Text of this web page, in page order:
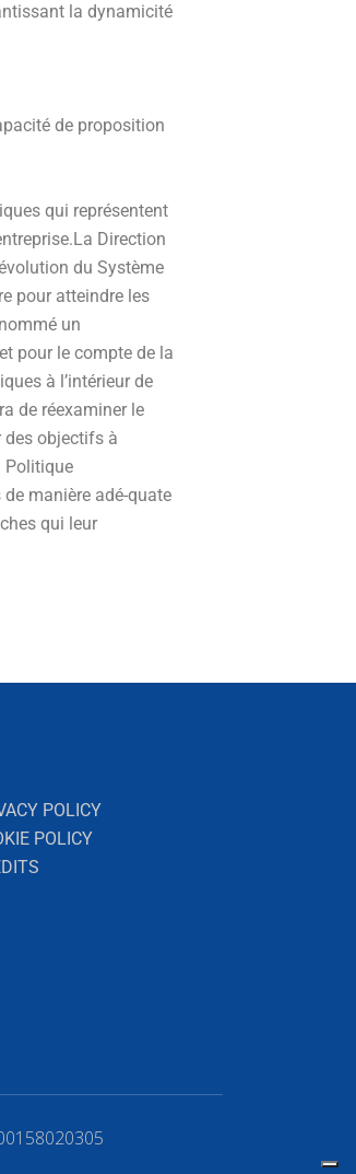
la dynamicité
de proposition
qui représentent
Direction
du Système
pour atteindre les
un
pour le compte de la
à l’intérieur de
de réexaminer le
des objectifs à
Politique
manière adé-quate
qui leur
POLICY
POLICY